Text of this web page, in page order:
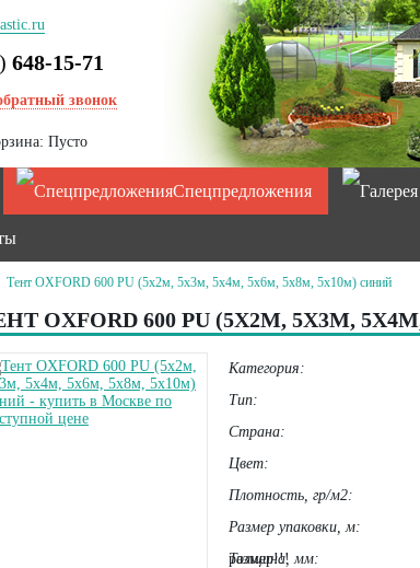
648-15-71
звонок
Пусто
Спецпредложения
Тент OXFORD 600 PU (5х2м, 5х3м, 5х4м, 5х6м, 5х8м, 5х10м) синий
OXFORD 600 PU (5Х2М, 5Х3М,
Категория:
Тип:
Страна:
Цвет:
Плотность, гр/м2:
Размер упаковки, м:
размер!!!
Толщина, мм: